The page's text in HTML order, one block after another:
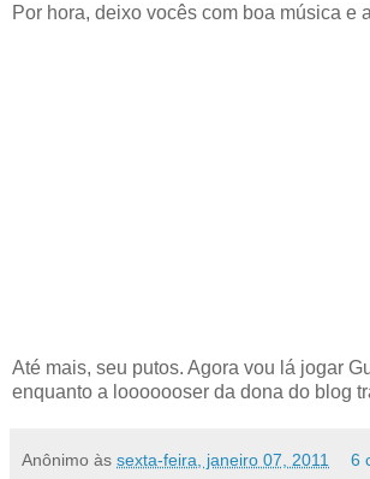
Por hora, deixo vocês com boa música e
Até mais, seu putos. Agora vou lá jogar
enquanto a looooooser da dona do blog
Anônimo às sexta-feira, janeiro 07, 2011 6